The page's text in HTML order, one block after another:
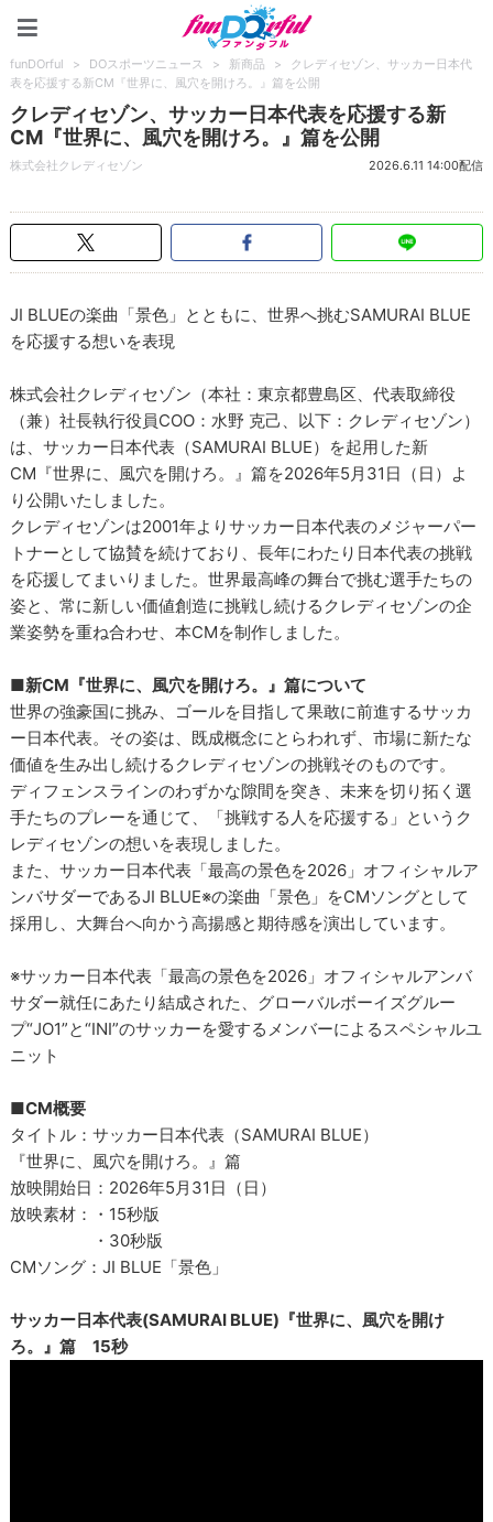
funDOrful > DOスポーツニュース > 新商品 >
クレディセゾン、サッカー日本代
表を応援する新CM『世界に、風穴を開けろ。』篇を公開
クレディセゾン、サッカー日本代表を応援する新
CM『世界に、風穴を開けろ。』篇を公開
株式会社クレディセゾン 2026.6.11 14:00配信
JI BLUEの楽曲「景色」とともに、世界へ挑むSAMURAI BLUE
を応援する想いを表現
株式会社クレディセゾン（本社：東京都豊島区、代表取締役
（兼）社長執行役員COO：水野 克己、以下：クレディセゾン）
は、サッカー日本代表（SAMURAI BLUE）を起用した新
CM『世界に、風穴を開けろ。』篇を2026年5月31日（日）よ
り公開いたしました。
クレディセゾンは2001年よりサッカー日本代表のメジャーパー
トナーとして協賛を続けており、長年にわたり日本代表の挑戦
を応援してまいりました。世界最高峰の舞台で挑む選手たちの
姿と、常に新しい価値創造に挑戦し続けるクレディセゾンの企
業姿勢を重ね合わせ、本CMを制作しました。
■新CM『世界に、風穴を開けろ。』篇について
世界の強豪国に挑み、ゴールを目指して果敢に前進するサッカ
ー日本代表。その姿は、既成概念にとらわれず、市場に新たな
価値を生み出し続けるクレディセゾンの挑戦そのものです。
ディフェンスラインのわずかな隙間を突き、未来を切り拓く選
手たちのプレーを通じて、「挑戦する人を応援する」というク
レディセゾンの想いを表現しました。
また、サッカー日本代表「最高の景色を2026」オフィシャルア
ンバサダーであるJI BLUE※の楽曲「景色」をCMソングとして
採用し、大舞台へ向かう高揚感と期待感を演出しています。
※サッカー日本代表「最高の景色を2026」オフィシャルアンバ
サダー就任にあたり結成された、グローバルボーイズグルー
プ“JO1”と“INI”のサッカーを愛するメンバーによるスペシャルユ
ニット
■CM概要
タイトル：サッカー日本代表（SAMURAI BLUE）
『世界に、風穴を開けろ。』篇
放映開始日：2026年5月31日（日）
放映素材：・15秒版
・30秒版
CMソング：JI BLUE「景色」
サッカー日本代表(SAMURAI BLUE)『世界に、風穴を開け
ろ。』篇 15秒